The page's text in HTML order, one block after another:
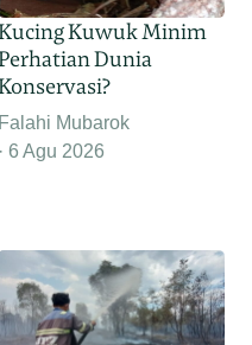
Kuwuk Minim
Dunia
Falahi Mubarok
6 Agu 2026